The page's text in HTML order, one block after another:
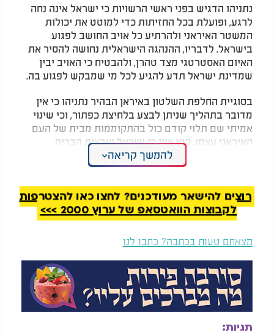
נתניהו הדגיש בפני ראשי הרשויות כי ישראל אינה נחה
לרגע, ופועלת בכל החזיתות כדי למוטט את יכולות
המשטר האיראני ולהרתיע כל אויב החושב לפגוע
בישראל. לדבריו, ההנהגה הישראלית נחושה להסיר את
האיום האסטרטגי מצד טהרן, ולהבטיח כי האויב יבין
שמדינת ישראל תדע להגיע לכל מי שמבקש לפגוע בה.​
בסוגיית החלפת השלטון באיראן הבהיר נתניהו כי אין
מדובר בתהליך שניתן לבצע בלחיצת כפתור, וכי שינוי
אמיתי שם תלוי קודם כול בהתקוממות מבית של העם
האיראני עצמו. הוא ציין כי ישראל וארצות הברית
פועלות בעיקר מהאוויר כדי ליצור תנאים שיאפשרו
לתושבים באיראן לצאת נגד המשטר, אך היכולת
החברה המקומית.​
עוד עלה בדבריו כי גם אם המנהיג הנוכחי בטהרן יוחלף
או יחוסל, תמיד יימצא יורש שינסה לתפוס את מקומו,
ולכן יש להמתין לרגע שבו תתרחש תזוזה אמיתית
מבפנים ותופיע הנהגה אחרת שתיקח לידיה את השליטה
במדינה. נתניהו ציין כי מבחוץ קשה להעריך מה מתרחש
בבתי האזרחים באיראן, אך קיימים תנאים שיכולים
לאפשר בעתיד שינוי עומק בשלטון שם, אם וכאשר העם
יפעל נגד המשטר.​
להמשך קריאה
רוצים להישאר מעודכנים? לחצו כאן להצטרפות
לקבוצות הוואטסאפ של ערוץ 2000 >>>
מצאתם טעות בכתבה? כתבו לנו
תגיות: